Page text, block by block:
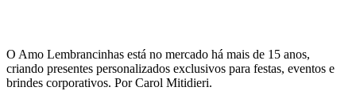
O Amo Lembrancinhas está no mercado há mais de 15 anos,
criando presentes personalizados exclusivos para festas, eventos e
brindes corporativos. Por Carol Mitidieri.